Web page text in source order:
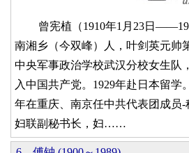
曾宪植（1910年1月23日
南湘乡（今双峰）人，叶剑英元帅
中央军事政治学校武汉分校女生队
入中国共产党。1929年赴日本留学
年在重庆、南京任中共代表团成员
妇联副秘书长，妇……